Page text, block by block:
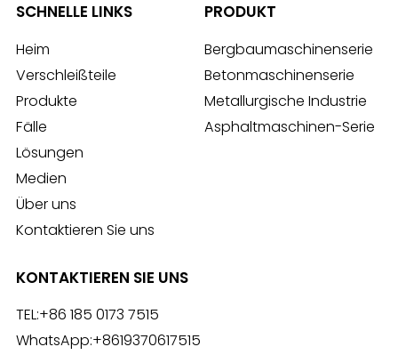
SCHNELLE LINKS
Heim
Verschleißteile
Produkte
Fälle
Lösungen
Medien
Über uns
Kontaktieren Sie uns
PRODUKT
Bergbaumaschinenserie
Betonmaschinenserie
Metallurgische Industrie
Asphaltmaschinen-Serie
KONTAKTIEREN SIE UNS
TEL:+86 185 0173 7515
WhatsApp:+8619370617515